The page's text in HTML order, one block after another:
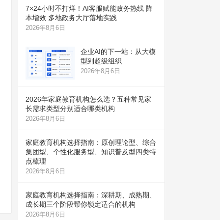
7×24小时不打烊！AI客服赋能政务热线 降
本增效 多地政务大厅落地实践
2026年8月6日
企业AI的下一站：从大模
型到超级组织
2026年8月6日
2026年家庭教育机构怎么选？五种常见家
长需求类型分别适合哪类机构
2026年8月6日
家庭教育机构选择指南：原创理论型、综合
集团型、个性化服务型、知识普及型四类特
点梳理
2026年8月6日
家庭教育机构选择指南：深耕期、成熟期、
成长期三个阶段帮你锁定适合的机构
2026年8月6日